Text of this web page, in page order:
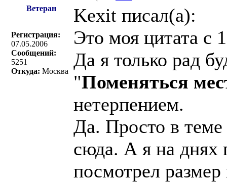
Ветеран
Регистрация:
07.05.2006
Сообщений:
5251
Откуда: Москва
Kexit писал(a):
Это моя цитата с
Да я только рад
"Поменяться
нетерпением.
Да. Просто в
сюда. А я на днях
посмотрел размер